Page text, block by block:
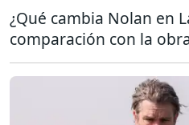
¿Qué cambia Nolan en
comparación con la